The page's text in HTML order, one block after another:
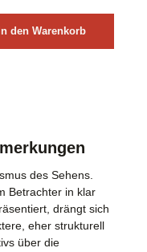
In den Warenkorb
des Sehens.
Betrachter in klar
drängt sich
eher strukturell
über die